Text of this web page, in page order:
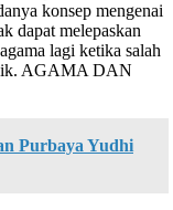
konsep mengenai
dapat melepaskan
lagi ketika salah
AGAMA DAN
Purbaya Yudhi